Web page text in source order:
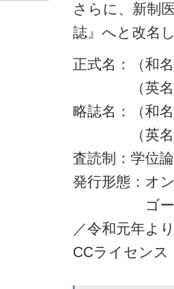
さらに、新制
誌』へと改名
正式名：（和
（英名）
略誌名：（和
（英名）J
査読制：学位
発行形態：オ
ゴールド
／令和元年よ
CCライセンス